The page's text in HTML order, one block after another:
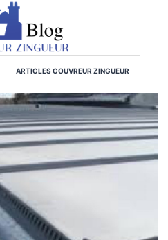
ARTICLES COUVREUR ZINGUEUR